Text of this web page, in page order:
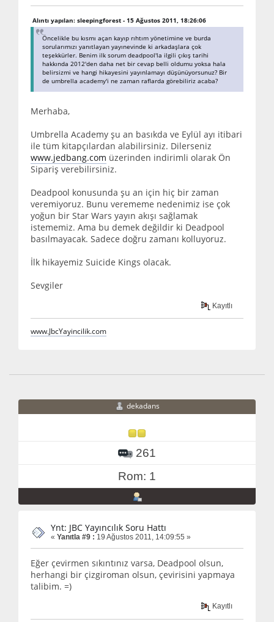
Alıntı yapılan: sleepingforest - 15 Ağustos 2011, 18:26:06
Öncelikle bu kısmı açan kayıp rıhtım yönetimine ve burda
sorularımızı yanıtlayan yayınevinde ki arkadaşlara çok
teşekkürler. Benim ilk sorum deadpool'la ilgili çıkış tarihi
hakkında 2012'den daha net bir cevap belli oldumu yoksa hala
belirsizmi ve hangi hikayesini yayınlamayı düşünüyorsunuz? Bir
de umbrella academy'i ne zaman raflarda görebiliriz acaba?
Merhaba,
Umbrella Academy şu an basıkda ve Eylül ayı itibari
ile tüm kitapçılardan alabilirsiniz. Dilerseniz
www.jedbang.com üzerinden indirimli olarak Ön
Sipariş verebilirsiniz.
Deadpool konusunda şu an için hiç bir zaman
veremiyoruz. Bunu verememe nedenimiz ise çok
yoğun bir Star Wars yayın akışı sağlamak
istememiz. Ama bu demek değildir ki Deadpool
basılmayacak. Sadece doğru zamanı kolluyoruz.
İlk hikayemiz Suicide Kings olacak.
Sevgiler
Kayıtlı
www.JbcYayincilik.com
dekadans
261
Rom: 1
Ynt: JBC Yayıncılık Soru Hattı
« Yanıtla #9 : 19 Ağustos 2011, 14:09:55 »
Eğer çevirmen sıkıntınız varsa, Deadpool olsun,
herhangi bir çizgiroman olsun, çevirisini yapmaya
talibim. =)
Kayıtlı